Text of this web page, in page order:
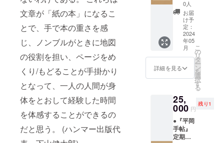
文章が「紙の本」になるこ
とで、手で本の重さを感
じ、ノンブルがときに地図
の役割を担い、ページをめ
くり/もどることが手掛かり
となって、一人の人間が身
体をとおして経験した時間
を体感することができるの
だと思う。 (ハンマー出版代
好きな
パ
フォー
マンス
を行う
２時
間。ほ
とんど
広報を
してい
ないの
ができ
るかわ
からな
かっ
た）、
観客は
い口が
よく回
るおじ
いさん
だっ
た。お
じいさ
んは僕
と平岡
さんが
方向と
は逆
だった
ので駅
でお別
れと
よりも
感覚を
大切に
してい
るよう
な。平
気で嘘
る感
じ。ア
ンをし
ている
時と似
ている
感じだ
けど、
いるの
かやっ
ていな
いのか
わから
ないよ
うな地
るバブ
ルの遺
る美術
館で、
一度も
足を運
んだた
から
も、現
在の美
術的現
象をパ
ワー
ゲーム
の外か
ら俯瞰
んの文
体でつ
ぶさに
記録さ
れてい
る「平
ーー 応
援コメ
ント：
2024/3/
21 平岡
さんか
ら平岡
手帖の
クラ
る。
アート
セン
ターオ
ンゴー
イング
作家作
品ポス
トカー
ドサイ
ズ ＋ ●
この作
品の額
装「額
縁工房
片隅」
特別割
ケット
ーーー
ーー 堀
江和真
ーー 応
援コメ
0人
お届
け予
定：
2024
年05
月
詳細を見る
こ
の
リ
タ
ー
ン
を
選
択
す
る
25,
000 円
残り1
●『平岡
手帖』
定期購